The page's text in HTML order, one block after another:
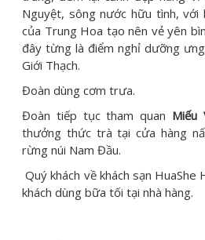
Nguyệt, sông nước hữu tình, với
của Trung Hoa tạo nên vẻ yên
đây từng là điểm nghỉ dưỡng
Giới Thạch.
Đoàn dùng cơm trưa.
Đoàn tiếp tục tham quan Miếu
thưởng thức trà tại cửa hàng
rừng núi Nam Đầu.
Quý khách về khách sạn
khách dùng bữa tối tại nhà hàng.